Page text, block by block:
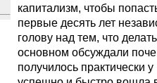
капитализм, чтобы
первые десять лет
голову над тем, что
основном обсуждали
получилось практически